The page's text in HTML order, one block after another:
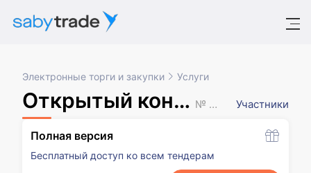
Электронные торги и закупки Услуги
Открытый конкурс в электронной форме № XXXXXXX Участники
Полная версия
Бесплатный доступ ко всем тендерам